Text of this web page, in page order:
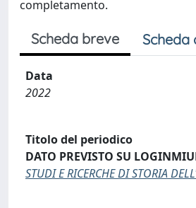
completamento.
Scheda breve Scheda
Data
2022
Titolo del periodico
DATO PREVISTO SU
STUDI E RICERCHE DI STORIA